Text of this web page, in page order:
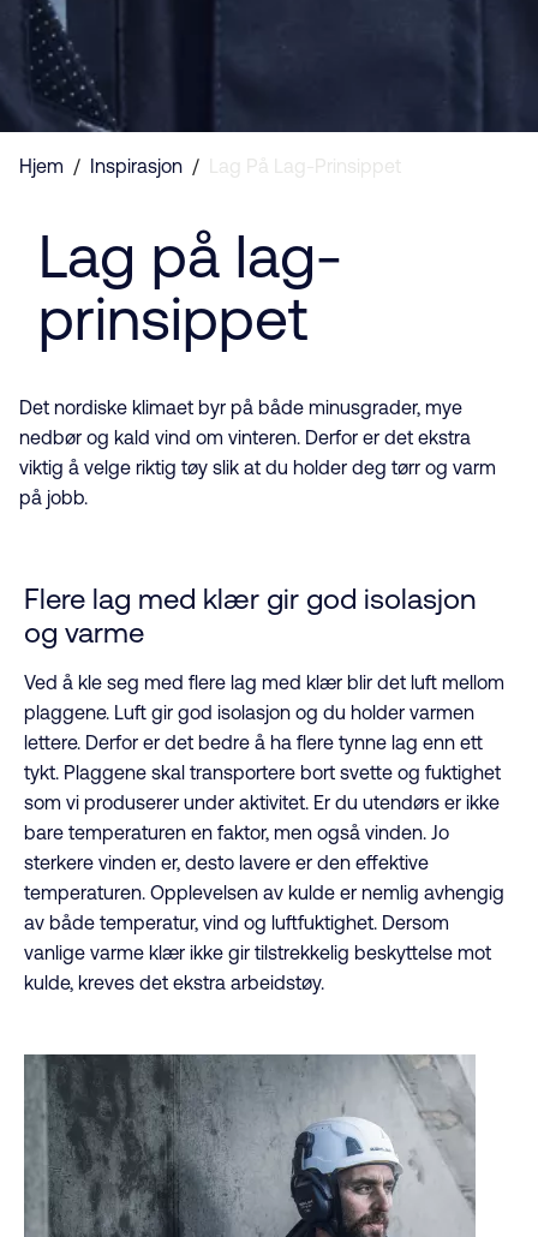
Hjem / Inspirasjon / Lag På Lag-Prinsippet
Lag på lag-
prinsippet
Det nordiske klimaet byr på både minusgrader, mye
nedbør og kald vind om vinteren. Derfor er det ekstra
viktig å velge riktig tøy slik at du holder deg tørr og varm
på jobb.
Flere lag med klær gir god isolasjon
og varme
Ved å kle seg med flere lag med klær blir det luft mellom
plaggene. Luft gir god isolasjon og du holder varmen
lettere. Derfor er det bedre å ha flere tynne lag enn ett
tykt. Plaggene skal transportere bort svette og fuktighet
som vi produserer under aktivitet. Er du utendørs er ikke
bare temperaturen en faktor, men også vinden. Jo
sterkere vinden er, desto lavere er den effektive
temperaturen. Opplevelsen av kulde er nemlig avhengig
av både temperatur, vind og luftfuktighet. Dersom
vanlige varme klær ikke gir tilstrekkelig beskyttelse mot
kulde, kreves det ekstra arbeidstøy.